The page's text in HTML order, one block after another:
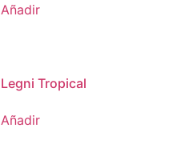
Añadir
Legni Tropical
Añadir